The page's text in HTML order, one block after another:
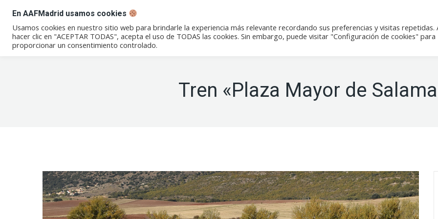
Conócenos Eventos Noticias Actividades Tienda Contacto
Tren «Plaza Mayor de
En AAFMadrid usamos cookies
Usamos cookies en nuestro sitio web para brindarle la experiencia más relevante recordando sus preferencias y visitas repetidas.
hacer clic en "ACEPTAR TODAS", acepta el uso de TODAS las cookies. Sin embargo, puede visitar "Configuración de cookies" para
proporcionar un consentimiento controlado.